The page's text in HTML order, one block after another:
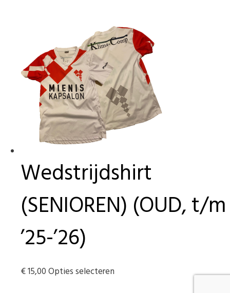
meerdere
variaties.
Deze
optie
kan
gekozen
worden
op
de
Wedstrijdshirt
(SENIOREN) (OUD, t/m
’25-’26)
€15,00Opties selecteren